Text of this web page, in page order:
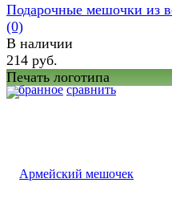
избранное сравнить
Подарочные мешочки из
(0)
В наличии
214 руб.
Печать логотипа